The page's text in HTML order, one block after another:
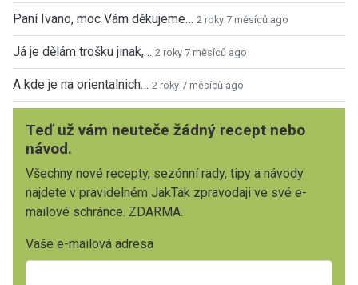
Paní Ivano, moc Vám děkujeme… 2 roky 7 měsíců ago
Já je dělám trošku jinak,… 2 roky 7 měsíců ago
A kde je na orientalnich… 2 roky 7 měsíců ago
Teď už vám neuteče žádný recept nebo
návod.
Všechny nové recepty, sezónní rady, tipy a návody
najdete v pravidelném JakTak zpravodaji ve své e-
mailové schránce. ZDARMA.
Vaše e-mailová adresa